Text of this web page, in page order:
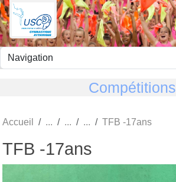
Compétitions
Accueil TFB -17ans
TFB -17ans
Panneau de gestion des cookies